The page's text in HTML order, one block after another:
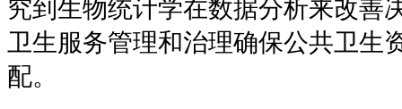
究到生物统计学在数据分析来改善
卫生服务管理和治理确保公共卫生
配。